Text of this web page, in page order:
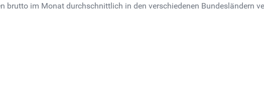
brutto im Monat durchschnittlich in den verschiedenen Bundesländern